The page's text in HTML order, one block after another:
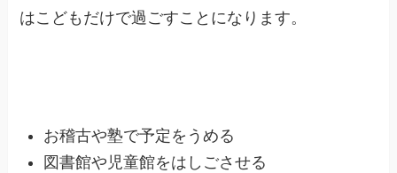
はこどもだけで過ごすことになります。
お稽古や塾で予定をうめる
図書館や児童館をはしごさせる